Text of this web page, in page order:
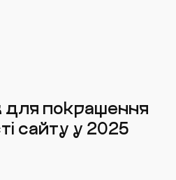
для покращення
сайту у 2025